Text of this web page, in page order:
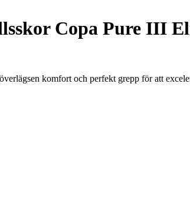
Copa Pure III
komfort och perfekt grepp för att